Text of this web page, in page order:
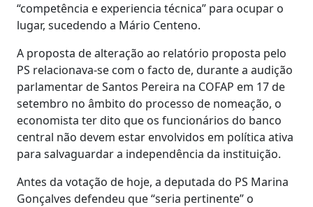
“competência e experiencia técnica” para ocupar o
lugar, sucedendo a Mário Centeno.
A proposta de alteração ao relatório proposta pelo
PS relacionava-se com o facto de, durante a audição
parlamentar de Santos Pereira na COFAP em 17 de
setembro no âmbito do processo de nomeação, o
economista ter dito que os funcionários do banco
central não devem estar envolvidos em política ativa
para salvaguardar a independência da instituição.
Antes da votação de hoje, a deputada do PS Marina
Gonçalves defendeu que “seria pertinente” o